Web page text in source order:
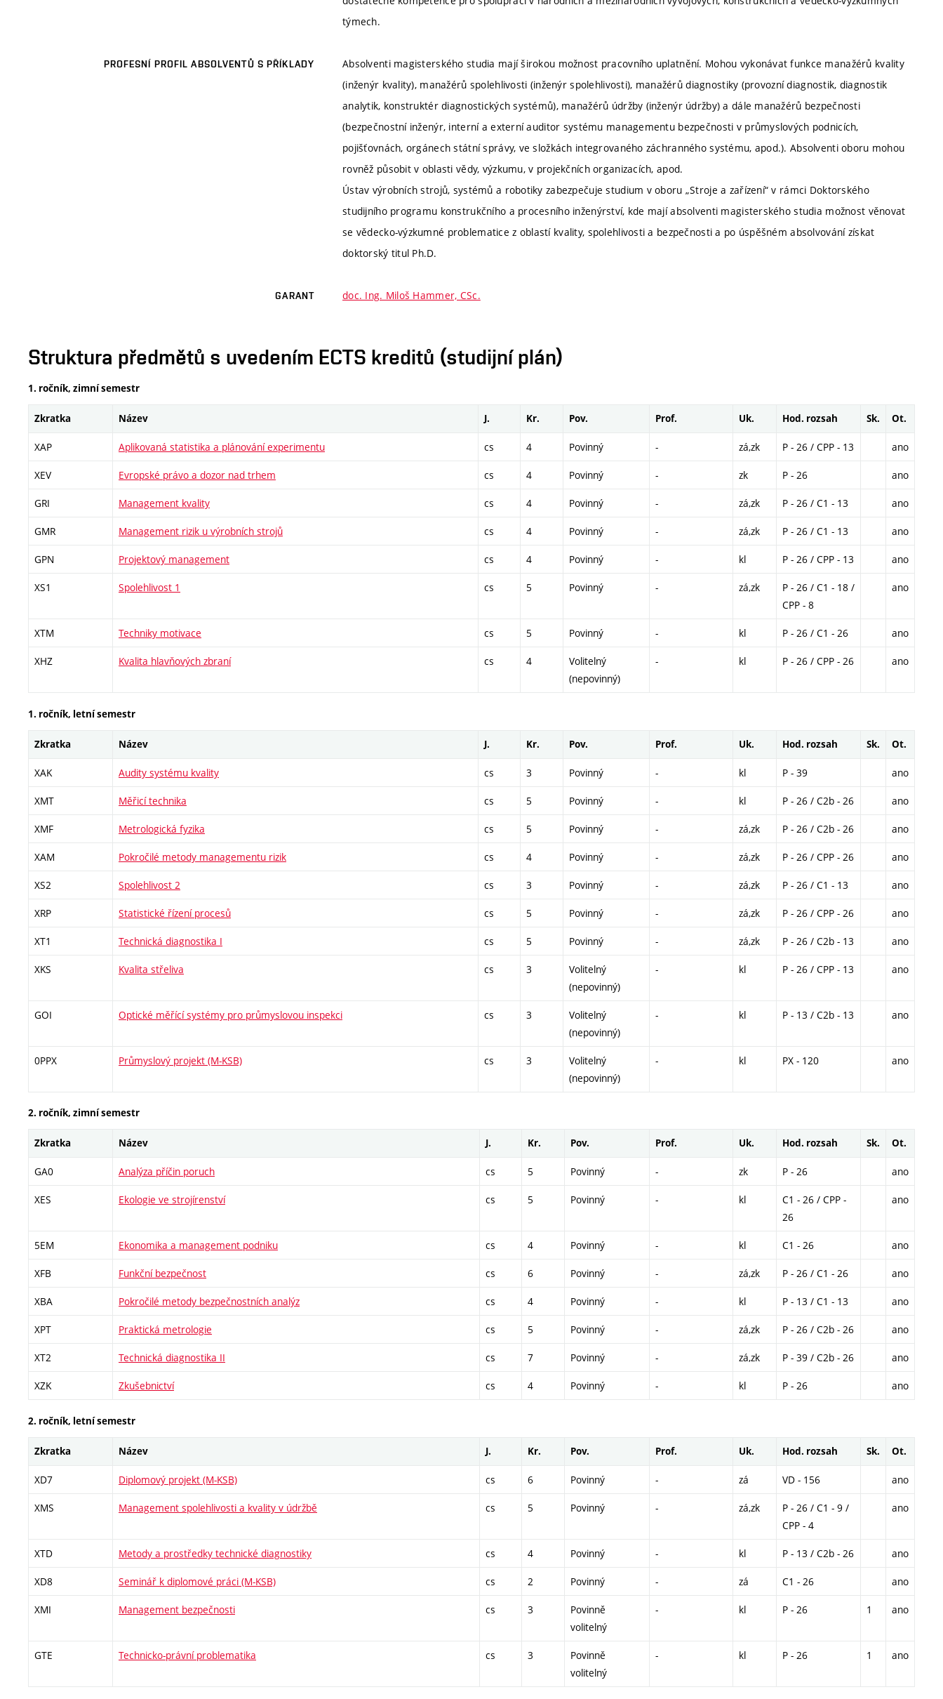
týmech.
PROFESNÍ PROFIL ABSOLVENTŮ S PŘÍKLADY
Absolventi magisterského studia mají širokou možnost pracovního uplatnění. Mohou vykonávat funkce manažérů kvality
(inženýr kvality), manažérů spolehlivosti (inženýr spolehlivosti), manažérů diagnostiky (provozní diagnostik, diagnostik
analytik, konstruktér diagnostických systémů), manažérů údržby (inženýr údržby) a dále manažérů bezpečnosti
(bezpečnostní inženýr, interní a externí auditor systému managementu bezpečnosti v průmyslových podnicích,
pojišťovnách, orgánech státní správy, ve složkách integrovaného záchranného systému, apod.). Absolventi oboru mohou
rovněž působit v oblasti vědy, výzkumu, v projekčních organizacích, apod.
Ústav výrobních strojů, systémů a robotiky zabezpečuje studium v oboru „Stroje a zařízení“ v rámci Doktorského
studijního programu konstrukčního a procesního inženýrství, kde mají absolventi magisterského studia možnost věnovat
se vědecko-výzkumné problematice z oblastí kvality, spolehlivosti a bezpečnosti a po úspěšném absolvování získat
doktorský titul Ph.D.
GARANT doc. Ing. Miloš Hammer, CSc.
Struktura předmětů s uvedením ECTS kreditů (studijní plán)
1. ročník, zimní semestr
Zkratka Název J. Kr. Pov. Prof. Uk. Hod. rozsah Sk. Ot.
XAP Aplikovaná statistika a plánování experimentu cs 4 Povinný - zá,zk P - 26 / CPP - 13 ano
XEV Evropské právo a dozor nad trhem cs 4 Povinný - zk P - 26 ano
GRI Management kvality cs 4 Povinný - zá,zk P - 26 / C1 - 13 ano
GMR Management rizik u výrobních strojů cs 4 Povinný - zá,zk P - 26 / C1 - 13 ano
GPN Projektový management cs 4 Povinný - kl P - 26 / CPP - 13 ano
XS1 Spolehlivost 1 cs 5 Povinný - zá,zk
P - 26 / C1 - 18 /
CPP - 8
ano
XTM Techniky motivace cs 5 Povinný - kl P - 26 / C1 - 26 ano
XHZ Kvalita hlavňových zbraní cs 4
Volitelný
(nepovinný)
- kl P - 26 / CPP - 26 ano
1. ročník, letní semestr
Zkratka Název J. Kr. Pov. Prof. Uk. Hod. rozsah Sk. Ot.
XAK Audity systému kvality cs 3 Povinný - kl P - 39 ano
XMT Měřicí technika cs 5 Povinný - kl P - 26 / C2b - 26 ano
XMF Metrologická fyzika cs 5 Povinný - zá,zk P - 26 / C2b - 26 ano
XAM Pokročilé metody managementu rizik cs 4 Povinný - zá,zk P - 26 / CPP - 26 ano
XS2 Spolehlivost 2 cs 3 Povinný - zá,zk P - 26 / C1 - 13 ano
XRP Statistické řízení procesů cs 5 Povinný - zá,zk P - 26 / CPP - 26 ano
XT1 Technická diagnostika I cs 5 Povinný - zá,zk P - 26 / C2b - 13 ano
XKS Kvalita střeliva cs 3
Volitelný
(nepovinný)
- kl P - 26 / CPP - 13 ano
GOI Optické měřící systémy pro průmyslovou inspekci cs 3
Volitelný
(nepovinný)
- kl P - 13 / C2b - 13 ano
0PPX Průmyslový projekt (M-KSB) cs 3
Volitelný
(nepovinný)
- kl PX - 120 ano
2. ročník, zimní semestr
Zkratka Název J. Kr. Pov. Prof. Uk. Hod. rozsah Sk. Ot.
GA0 Analýza příčin poruch cs 5 Povinný - zk P - 26 ano
XES Ekologie ve strojírenství cs 5 Povinný - kl
C1 - 26 / CPP -
26
ano
5EM Ekonomika a management podniku cs 4 Povinný - kl C1 - 26 ano
XFB Funkční bezpečnost cs 6 Povinný - zá,zk P - 26 / C1 - 26 ano
XBA Pokročilé metody bezpečnostních analýz cs 4 Povinný - kl P - 13 / C1 - 13 ano
XPT Praktická metrologie cs 5 Povinný - zá,zk P - 26 / C2b - 26 ano
XT2 Technická diagnostika II cs 7 Povinný - zá,zk P - 39 / C2b - 26 ano
XZK Zkušebnictví cs 4 Povinný - kl P - 26 ano
2. ročník, letní semestr
Zkratka Název J. Kr. Pov. Prof. Uk. Hod. rozsah Sk. Ot.
XD7 Diplomový projekt (M-KSB) cs 6 Povinný - zá VD - 156 ano
XMS Management spolehlivosti a kvality v údržbě cs 5 Povinný - zá,zk
P - 26 / C1 - 9 /
CPP - 4
ano
XTD Metody a prostředky technické diagnostiky cs 4 Povinný - kl P - 13 / C2b - 26 ano
XD8 Seminář k diplomové práci (M-KSB) cs 2 Povinný - zá C1 - 26 ano
XMI Management bezpečnosti cs 3
Povinně
volitelný
- kl P - 26 1 ano
GTE Technicko-právní problematika cs 3
Povinně
volitelný
- kl P - 26 1 ano